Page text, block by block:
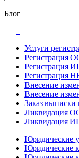
Блог
Услуги
Регистрация
Регистрация
Регистрация
Внесение
Внесение
Заказ
Ликвидация
Ликвидация
Юридические
Юридические